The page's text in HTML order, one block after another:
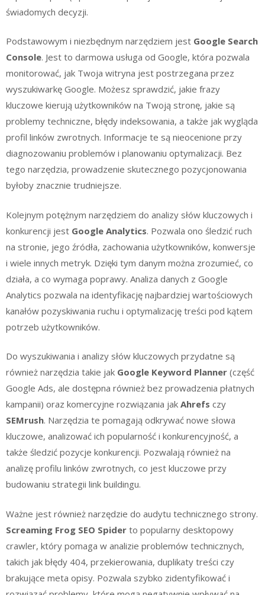
świadomych decyzji.
Podstawowym i niezbędnym narzędziem jest Google Search
Console. Jest to darmowa usługa od Google, która pozwala
monitorować, jak Twoja witryna jest postrzegana przez
wyszukiwarkę Google. Możesz sprawdzić, jakie frazy
kluczowe kierują użytkowników na Twoją stronę, jakie są
problemy techniczne, błędy indeksowania, a także jak wygląda
profil linków zwrotnych. Informacje te są nieocenione przy
diagnozowaniu problemów i planowaniu optymalizacji. Bez
tego narzędzia, prowadzenie skutecznego pozycjonowania
byłoby znacznie trudniejsze.
Kolejnym potężnym narzędziem do analizy słów kluczowych i
konkurencji jest Google Analytics. Pozwala ono śledzić ruch
na stronie, jego źródła, zachowania użytkowników, konwersje
i wiele innych metryk. Dzięki tym danym można zrozumieć, co
działa, a co wymaga poprawy. Analiza danych z Google
Analytics pozwala na identyfikację najbardziej wartościowych
kanałów pozyskiwania ruchu i optymalizację treści pod kątem
potrzeb użytkowników.
Do wyszukiwania i analizy słów kluczowych przydatne są
również narzędzia takie jak Google Keyword Planner (część
Google Ads, ale dostępna również bez prowadzenia płatnych
kampanii) oraz komercyjne rozwiązania jak Ahrefs czy
SEMrush. Narzędzia te pomagają odkrywać nowe słowa
kluczowe, analizować ich popularność i konkurencyjność, a
także śledzić pozycje konkurencji. Pozwalają również na
analizę profilu linków zwrotnych, co jest kluczowe przy
budowaniu strategii link buildingu.
Ważne jest również narzędzie do audytu technicznego strony.
Screaming Frog SEO Spider to popularny desktopowy
crawler, który pomaga w analizie problemów technicznych,
takich jak błędy 404, przekierowania, duplikaty treści czy
brakujące meta opisy. Pozwala szybko zidentyfikować i